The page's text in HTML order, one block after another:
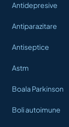
Antidepresive
Antiparazitare
Antiseptice
Astm
Boala Parkinson
Boli autoimune